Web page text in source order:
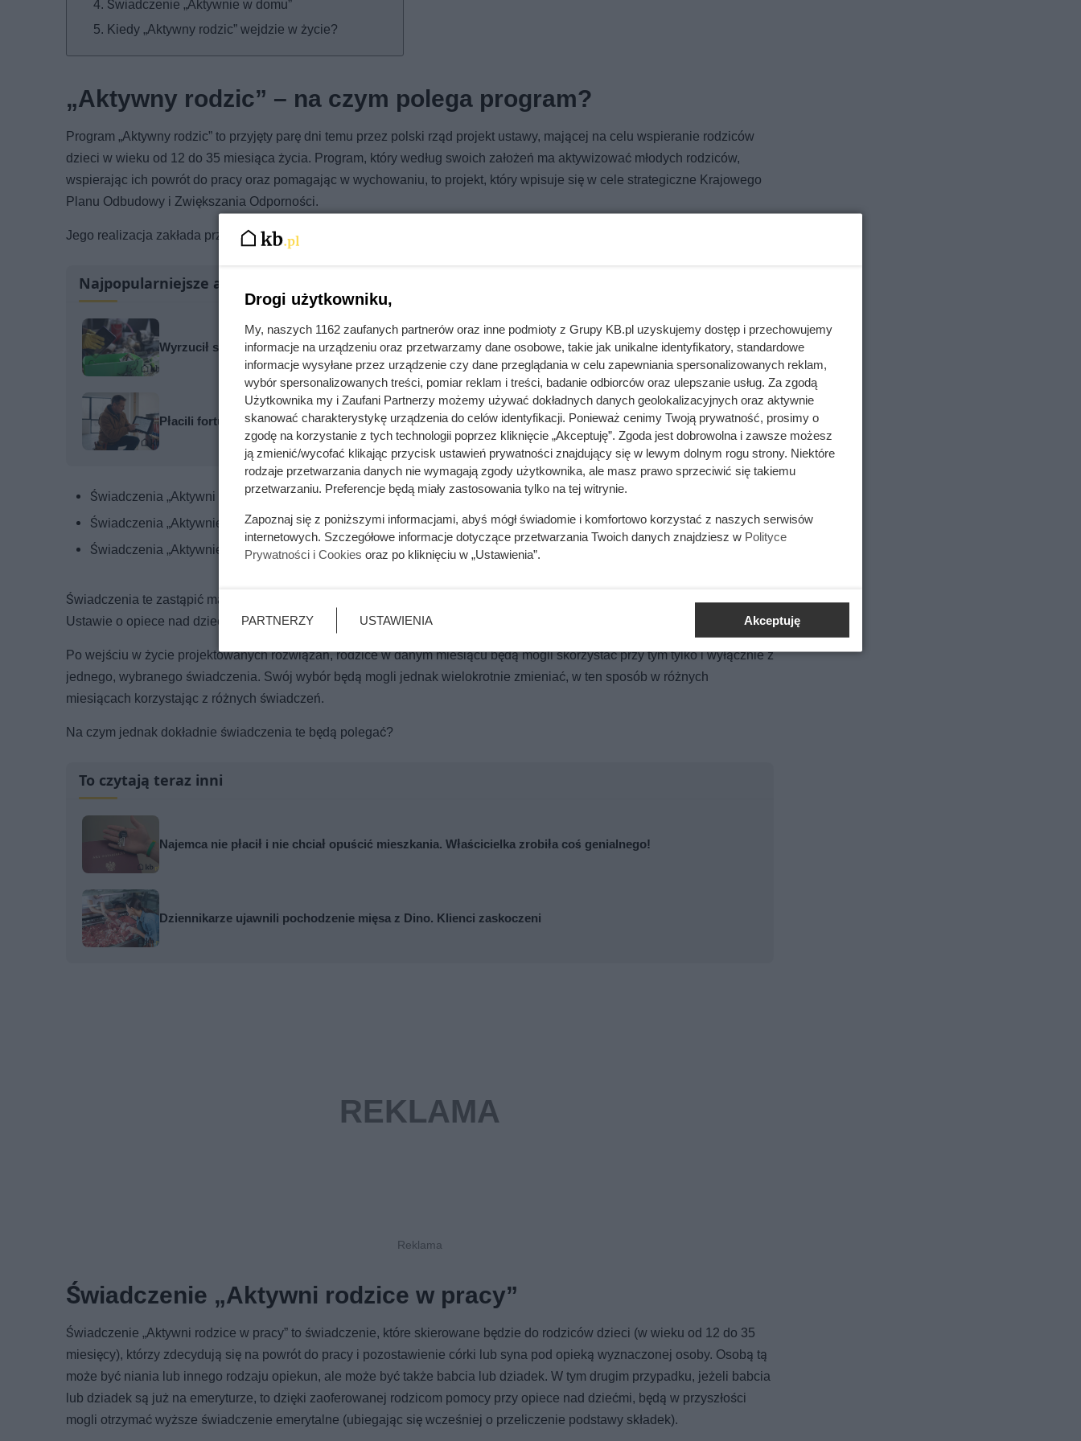
Świadczenie „Aktywnie w domu”
Kiedy „Aktywny rodzic” wejdzie w życie?
„Aktywny rodzic” – na czym polega program?
Program „Aktywny rodzic” to przyjęty parę dni temu przez polski rząd projekt ustawy, mającej na celu wspieranie rodziców
dzieci w wieku od 12 do 35 miesiąca życia. Program, który według swoich założeń ma aktywizować młodych rodziców,
wspierając ich powrót do pracy oraz pomagając w wychowaniu, to projekt, który wpisuje się w cele strategiczne Krajowego
Planu Odbudowy i Zwiększania Odporności.
Jego realizacja zakłada przy tym wprowadzenie do polskiego porządku prawnego trzech różnych świadczeń:
Najpopularniejsze artykuły
Wyrzucił stary komputer. Sąsiad pokazał mu, jak na tym złomie zarobić nawet 500 zł
Płacili fortunę za gaz przez dwa lata. Fachowiec znalazł problem w kilka minut
Świadczenia „Aktywni rodzice w pracy”,
Świadczenia „Aktywnie w żłobku”,
Świadczenia „Aktywnie w domu”.
Świadczenia te zastąpić mają funkcjonujący obecnie Rodzinny Kapitał Opiekuńczy oraz dopłaty do żłobków uregulowane w
Ustawie o opiece nad dziećmi do lat 3.
Po wejściu w życie projektowanych rozwiązań, rodzice w danym miesiącu będą mogli skorzystać przy tym tylko i wyłącznie z
jednego, wybranego świadczenia. Swój wybór będą mogli jednak wielokrotnie zmieniać, w ten sposób w różnych
miesiącach korzystając z różnych świadczeń.
Na czym jednak dokładnie świadczenia te będą polegać?
To czytają teraz inni
Najemca nie płacił i nie chciał opuścić mieszkania. Właścicielka zrobiła coś genialnego!
Dziennikarze ujawnili pochodzenie mięsa z Dino. Klienci zaskoczeni
Świadczenie „Aktywni rodzice w pracy”
Świadczenie „Aktywni rodzice w pracy” to świadczenie, które skierowane będzie do rodziców dzieci (w wieku od 12 do 35
miesięcy), którzy zdecydują się na powrót do pracy i pozostawienie córki lub syna pod opieką wyznaczonej osoby. Osobą tą
może być niania lub innego rodzaju opiekun, ale może być także babcia lub dziadek. W tym drugim przypadku, jeżeli babcia
lub dziadek są już na emeryturze, to dzięki zaoferowanej rodzicom pomocy przy opiece nad dziećmi, będą w przyszłości
mogli otrzymać wyższe świadczenie emerytalne (ubiegając się wcześniej o przeliczenie podstawy składek).
Drogi użytkowniku,
My, naszych 1162 zaufanych partnerów oraz inne podmioty z Grupy KB.pl uzyskujemy dostęp i przechowujemy
informacje na urządzeniu oraz przetwarzamy dane osobowe, takie jak unikalne identyfikatory, standardowe
informacje wysyłane przez urządzenie czy dane przeglądania w celu zapewniania spersonalizowanych reklam,
wybór spersonalizowanych treści, pomiar reklam i treści, badanie odbiorców oraz ulepszanie usług. Za zgodą
Użytkownika my i Zaufani Partnerzy możemy używać dokładnych danych geolokalizacyjnych oraz aktywnie
skanować charakterystykę urządzenia do celów identyfikacji. Ponieważ cenimy Twoją prywatność, prosimy o
zgodę na korzystanie z tych technologii poprzez kliknięcie „Akceptuję”. Zgoda jest dobrowolna i zawsze możesz
ją zmienić/wycofać klikając przycisk ustawień prywatności znajdujący się w lewym dolnym rogu strony. Niektóre
rodzaje przetwarzania danych nie wymagają zgody użytkownika, ale masz prawo sprzeciwić się takiemu
przetwarzaniu. Preferencje będą miały zastosowania tylko na tej witrynie.
Zapoznaj się z poniższymi informacjami, abyś mógł świadomie i komfortowo korzystać z naszych serwisów
internetowych. Szczegółowe informacje dotyczące przetwarzania Twoich danych znajdziesz w Polityce
Prywatności i Cookies oraz po kliknięciu w „Ustawienia”.
PARTNERZY USTAWIENIA Akceptuję